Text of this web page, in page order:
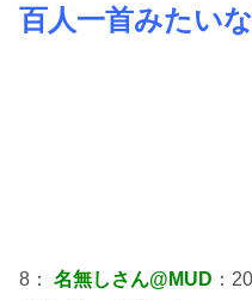
百人一首みたい
8： 名無しさん@MUD ：